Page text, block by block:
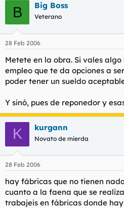
B Big Boss
Veterano
28 Feb 2006
Metete en la obra. Si vales algo
empleo que te da opciones a
poder tener un sueldo
Y sinó, pues de reponedor y
K kurgann
Novato de mierda
28 Feb 2006
hay fábricas que no tienen
cuanto a la faena que se
trabajeis en fábricas donde